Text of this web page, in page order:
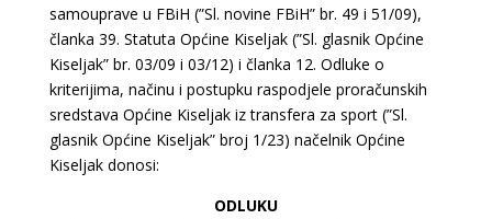
samouprave u FBiH (”Sl. novine FBiH” br. 49 i 51/09),
članka 39. Statuta Općine Kiseljak (”Sl. glasnik Općine
Kiseljak” br. 03/09 i 03/12) i članka 12. Odluke o
kriterijima, načinu i postupku raspodjele proračunskih
sredstava Općine Kiseljak iz transfera za sport (”Sl.
glasnik Općine Kiseljak” broj 1/23) načelnik Općine
Kiseljak donosi:
ODLUKU